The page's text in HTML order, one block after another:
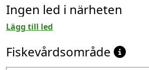
Ingen led i närheten
Lägg till led
Fiskevårdsområde